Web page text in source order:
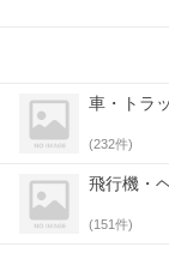
車・トラ
(232件)
飛行機・
(151件)